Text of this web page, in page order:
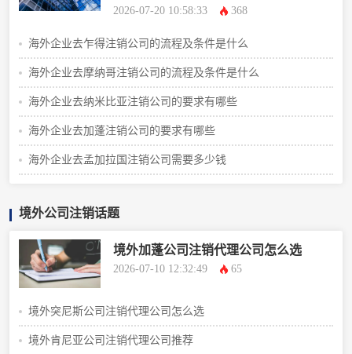
2026-07-20 10:58:33 368
海外企业去乍得注销公司的流程及条件是什么
海外企业去摩纳哥注销公司的流程及条件是什么
海外企业去纳米比亚注销公司的要求有哪些
海外企业去加蓬注销公司的要求有哪些
海外企业去孟加拉国注销公司需要多少钱
境外公司注销话题
境外加蓬公司注销代理公司怎么选
2026-07-10 12:32:49 65
境外突尼斯公司注销代理公司怎么选
境外肯尼亚公司注销代理公司推荐